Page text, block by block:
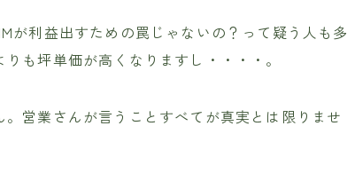
が利益出すための罠じゃないの？って疑う人も多
も坪単価が高くなりますし・・・・。
営業さんが言うことすべてが真実とは限りませ